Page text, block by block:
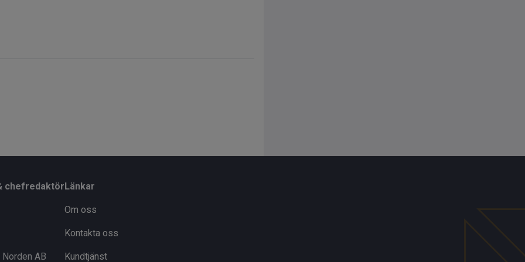
chefredaktör
AB
Länkar
Om oss
Kontakta oss
Kundtjänst